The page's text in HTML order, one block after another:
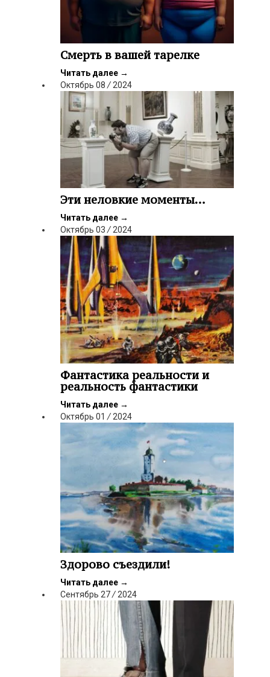
Смерть в вашей тарелке
Читать далее →
Октябрь 08 / 2024
Эти неловкие моменты…
Читать далее →
Октябрь 03/2024
Фантастика реальности и
реальность фантастики
Читать далее →
Октябрь 01/2024
Здорово съездили!
Читать далее →
Сентябрь 27/2024